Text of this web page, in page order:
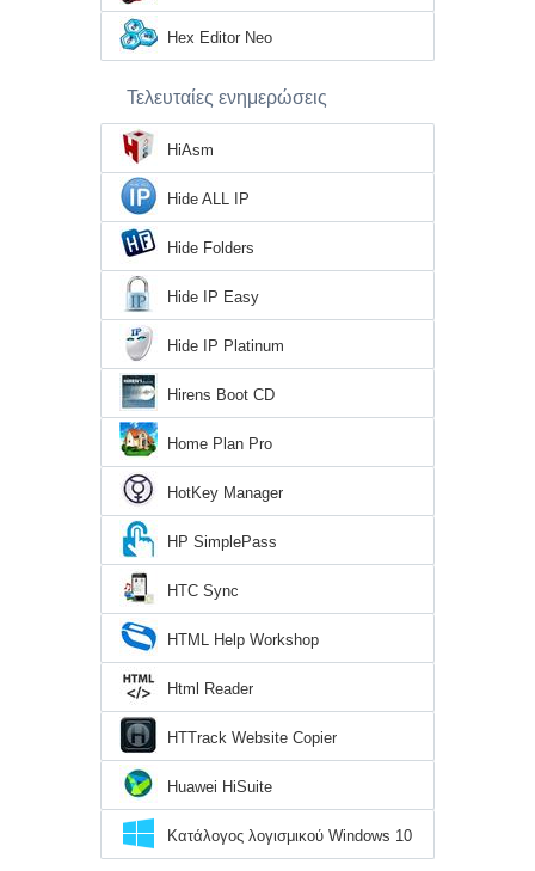
Hex Editor Neo
Τελευταίες ενημερώσεις
HiAsm
Hide ALL IP
Hide Folders
Hide IP Easy
Hide IP Platinum
Hirens Boot CD
Home Plan Pro
HotKey Manager
HP SimplePass
HTC Sync
HTML Help Workshop
Html Reader
HTTrack Website Copier
Huawei HiSuite
Κατάλογος λογισμικού Windows 10